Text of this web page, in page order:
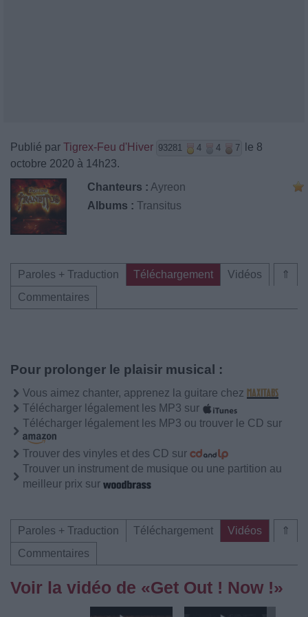
Publié par Tigrex-Feu d'Hiver 93281 4 4 7
le 8
octobre 2020 à 14h23.
Chanteurs : Ayreon
Albums : Transitus
⇑
Paroles + Traduction Téléchargement
Vidéos
Commentaires
Pour prolonger le plaisir musical :
Vous aimez chanter, apprenez la guitare chez
Télécharger légalement les MP3 sur
Télécharger légalement les MP3 ou trouver le CD sur
Trouver des vinyles et des CD sur
Trouver un instrument de musique ou une partition au
meilleur prix sur
⇑
Paroles + Traduction Téléchargement
Vidéos
Commentaires
Voir la vidéo de «Get Out ! Now !»